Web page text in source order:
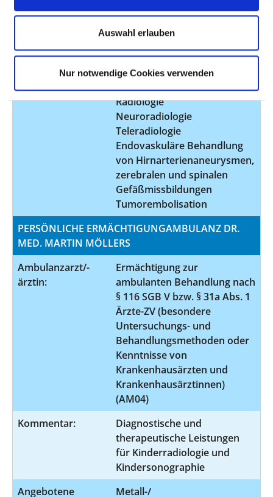
Auswahl erlauben
Nur notwendige Cookies verwenden
Computergestützte
Bilddatenanalyse mit 4D-
Quantitative Bestimmung von
Parametern
Spezialsprechstunde -
Radiologie
Neuroradiologie
Teleradiologie
Endovaskuläre Behandlung
von Hirnarterienaneurysmen,
zerebralen und spinalen
Gefäßmissbildungen
Tumorembolisation
PERSÖNLICHE ERMÄCHTIGUNGAMBULANZ DR.
MED. MARTIN MÖLLERS
Ambulanzarzt/-
ärztin:
Ermächtigung zur
ambulanten Behandlung nach
§ 116 SGB V bzw. § 31a Abs. 1
Ärzte-ZV (besondere
Untersuchungs- und
Behandlungsmethoden oder
Kenntnisse von
Krankenhausärzten und
Krankenhausärztinnen)
(AM04)
Kommentar:
Diagnostische und
therapeutische Leistungen
für Kinderradiologie und
Kindersonographie
Angebotene
Metall-/